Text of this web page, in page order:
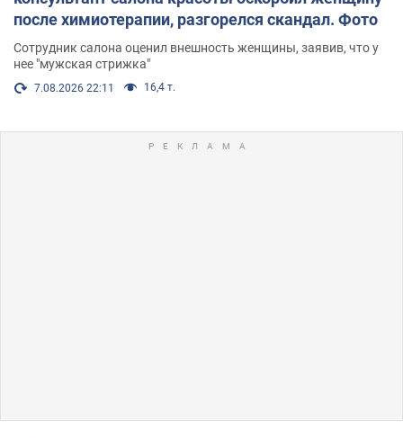
после химиотерапии, разгорелся скандал. Фото
Сотрудник салона оценил внешность женщины, заявив, что у
нее "мужская стрижка"
7.08.2026 22:11 16,4 т.